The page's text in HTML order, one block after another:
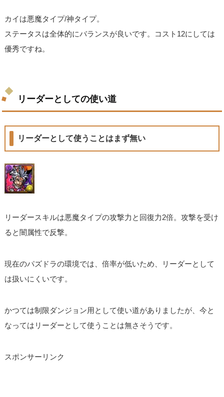
カイは悪魔タイプ/神タイプ。
ステータスは全体的にバランスが良いです。コスト12にしては
優秀ですね。
リーダーとしての使い道
リーダーとして使うことはまず無い
リーダースキルは悪魔タイプの攻撃力と回復力2倍。攻撃を受け
ると闇属性で反撃。
現在のパズドラの環境では、倍率が低いため、リーダーとして
は扱いにくいです。
かつては制限ダンジョン用として使い道がありましたが、今と
なってはリーダーとして使うことは無さそうです。
スポンサーリンク